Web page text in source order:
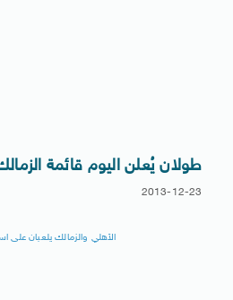
طولان يُعلن اليوم قائمة
2013-12-23